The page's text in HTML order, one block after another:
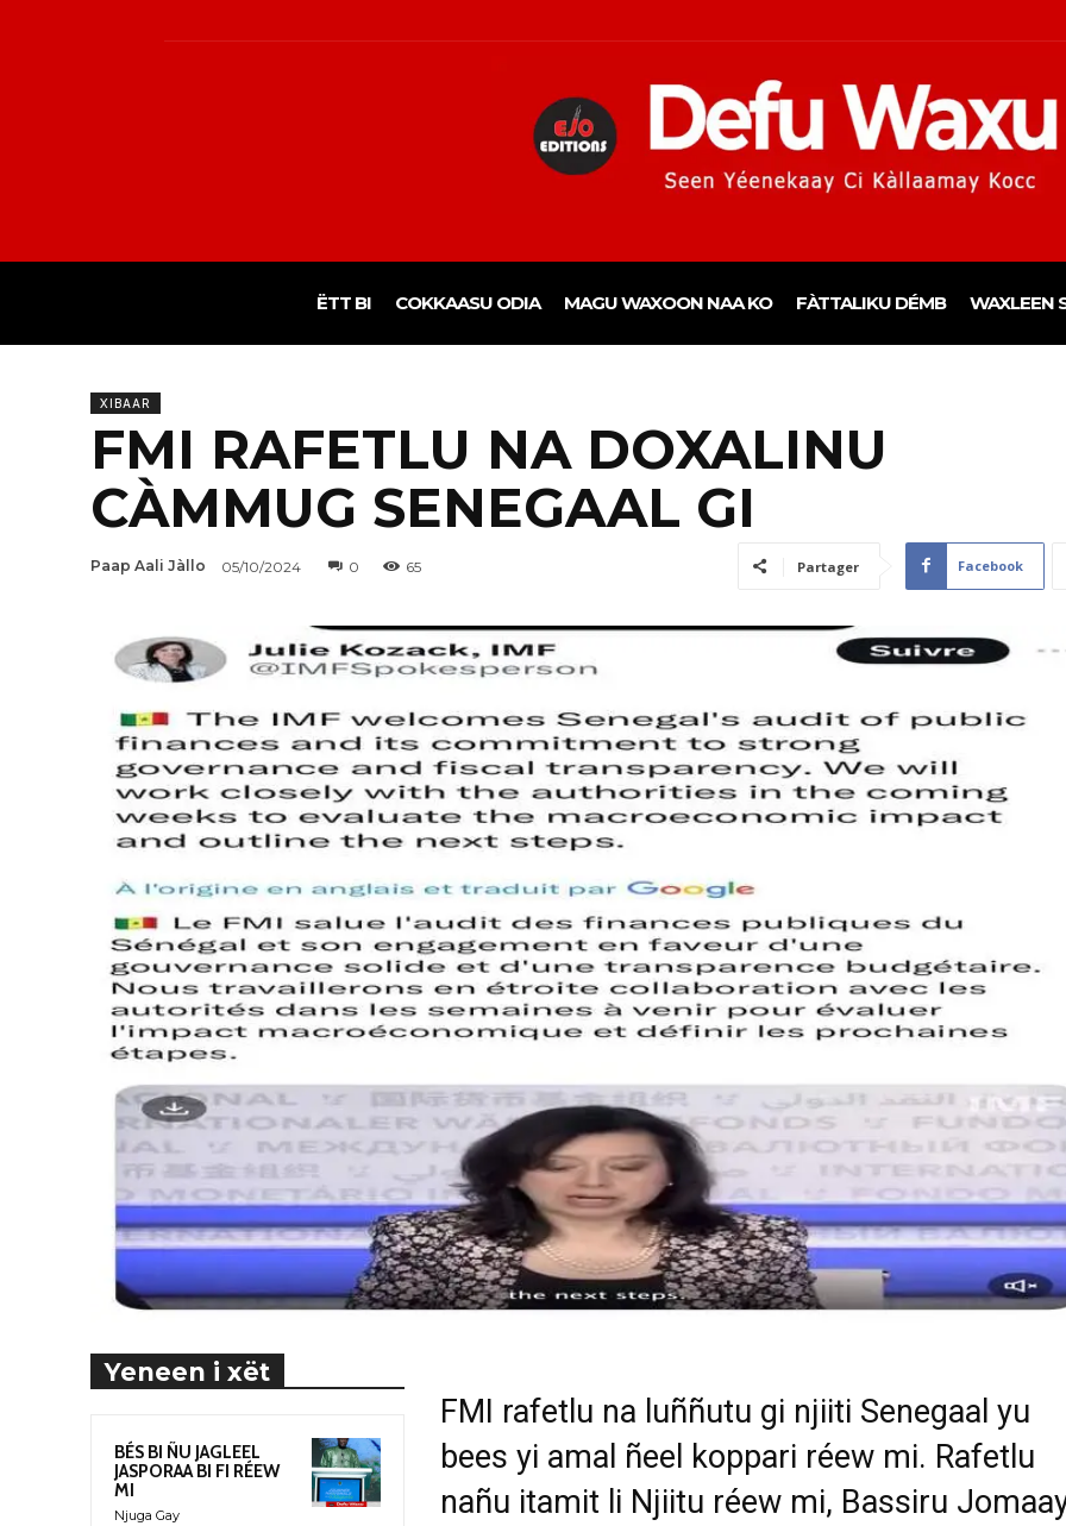
ËTT BI COKKAASU ODIA MAGU WAXOON NAA KO FÀTTALIKU DÉMB WAXLEEN
XIBAAR
FMI RAFETLU NA DOXALINU
CÀMMUG SENEGAAL GI
Paap Aali Jàllo 05/10/2024 0 65 Partager Facebook
Yeneen i xët
BÉS BI ÑU JAGLEEL
JASPORAA BI FI RÉEW
MI
Njuga Gay
FMI rafetlu na luññutu gi njiiti Senegaal yu
bees yi amal ñeel koppari réew mi. Rafetlu
nañu itamit li Njiitu réew mi, Bassiru